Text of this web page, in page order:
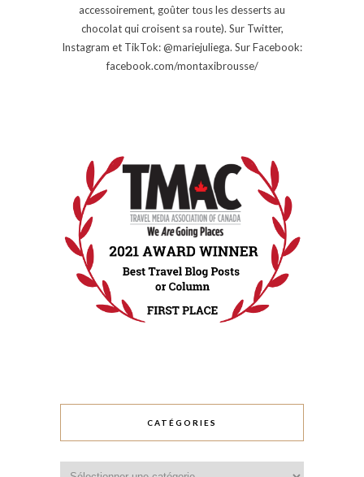
accessoirement, goûter tous les desserts au
chocolat qui croisent sa route). Sur Twitter,
Instagram et TikTok: @mariejuliega. Sur Facebook:
facebook.com/montaxibrousse/
CATÉGORIES